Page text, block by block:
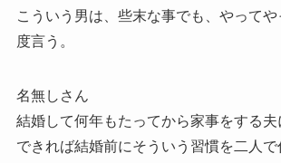
こういう男は、些末な事でも、やって
度言う。
名無しさん
結婚して何年もたってから家事をする夫
できれば結婚前にそういう習慣を二人で